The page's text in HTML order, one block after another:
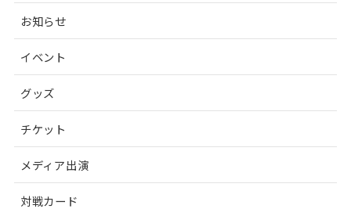
お知らせ
イベント
グッズ
チケット
メディア出演
対戦カード